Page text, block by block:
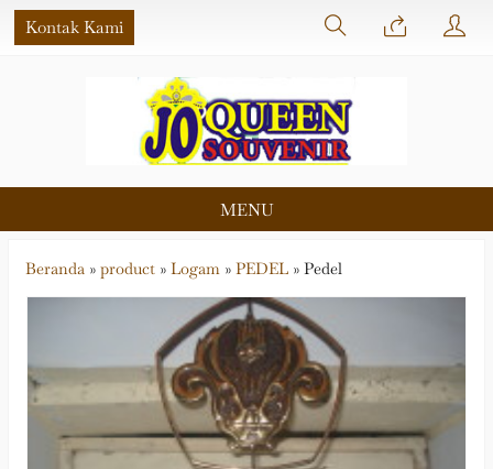
Kontak Kami
MENU
Beranda » product » Logam » PEDEL » Pedel